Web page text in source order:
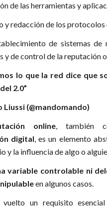
de las herramientas y
redacción de los protocolos
de sistemas de
y de control de la reputación
lo que la red dice que
2.0”
Liussi (@mandomando)
online, también
digital, es un elemento
y la influencia de algo o
variable controlable ni
en algunos casos.
un requisito esencial